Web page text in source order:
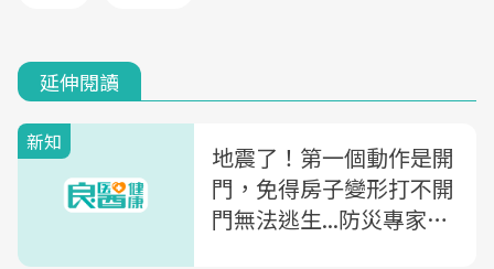
延伸閱讀
新知
地震了！第一個動作是開
門，免得房子變形打不開
門無法逃生...防災專家：